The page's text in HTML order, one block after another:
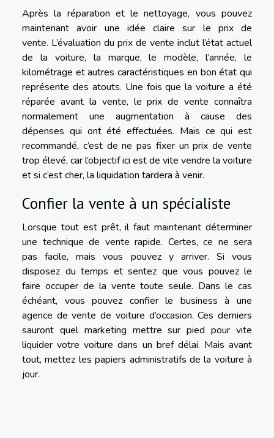
Après la réparation et le nettoyage, vous pouvez
maintenant avoir une idée claire sur le prix de
vente. L’évaluation du prix de vente inclut l’état actuel
de la voiture, la marque, le modèle, l’année, le
kilométrage et autres caractéristiques en bon état qui
représente des atouts. Une fois que la voiture a été
réparée avant la vente, le prix de vente connaîtra
normalement une augmentation à cause des
dépenses qui ont été effectuées. Mais ce qui est
recommandé, c’est de ne pas fixer un prix de vente
trop élevé, car l’objectif ici est de vite vendre la voiture
et si c’est cher, la liquidation tardera à venir.
Confier la vente à un spécialiste
Lorsque tout est prêt, il faut maintenant déterminer
une technique de vente rapide. Certes, ce ne sera
pas facile, mais vous pouvez y arriver. Si vous
disposez du temps et sentez que vous pouvez le
faire occuper de la vente toute seule. Dans le cas
échéant, vous pouvez confier le business à une
agence de vente de voiture d’occasion. Ces derniers
sauront quel marketing mettre sur pied pour vite
liquider votre voiture dans un bref délai. Mais avant
tout, mettez les papiers administratifs de la voiture à
jour.